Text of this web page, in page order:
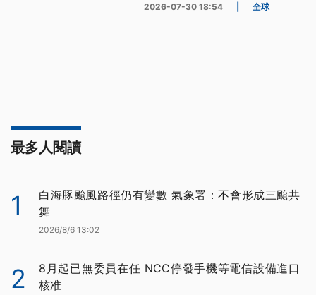
2026-07-30 18:54 全球
最多人閱讀
1
白海豚颱風路徑仍有變數 氣象署：不會形成三颱共
舞
2026/8/6 13:02
2
8月起已無委員在任 NCC停發手機等電信設備進口
核准